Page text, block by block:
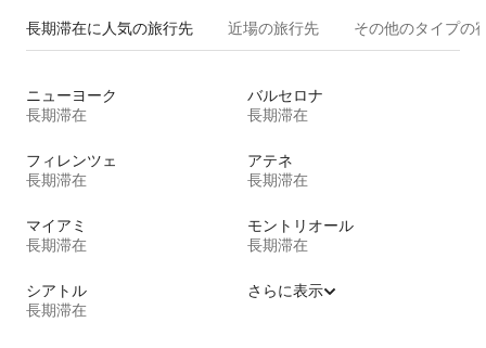
長期滞在に人気の旅行先 近場の旅行先 その他のタ⁠イ⁠プ⁠の
ニューヨーク
長期滞在
バルセロナ
長期滞在
フィレンツェ
長期滞在
アテネ
長期滞在
マイアミ
長期滞在
モントリオール
長期滞在
シアトル
長期滞在
さらに表示